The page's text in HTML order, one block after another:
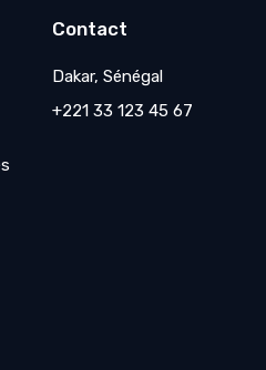
Contact
Dakar, Sénégal
+221 33 123 45 67